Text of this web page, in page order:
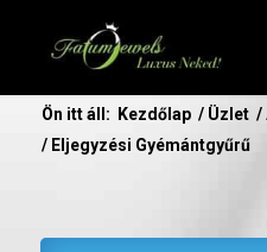
Ön itt áll: Kezdőlap / Üzlet /
/ Eljegyzési Gyémántgyűrű